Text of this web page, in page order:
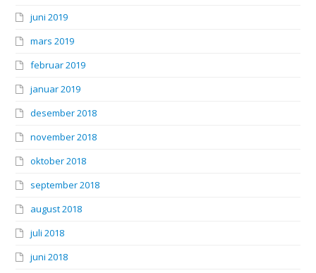
juni 2019
mars 2019
februar 2019
januar 2019
desember 2018
november 2018
oktober 2018
september 2018
august 2018
juli 2018
juni 2018